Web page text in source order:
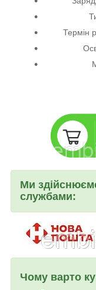
Термін
Ми
службами:
Чому варто